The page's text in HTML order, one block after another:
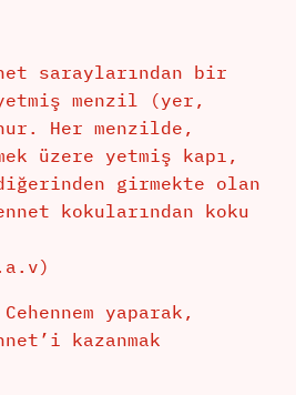
saraylarından bir
menzil (yer,
Her menzilde,
üzere yetmiş kapı,
girmekte olan
kokularından koku
yaparak,
kazanmak